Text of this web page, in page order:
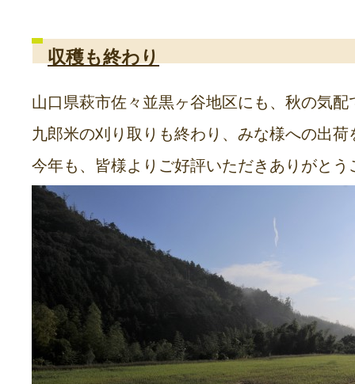
収穫も終わり
山口県萩市佐々並黒ヶ谷地区にも、秋の気配
九郎米の刈り取りも終わり、みな様への出荷
今年も、皆様よりご好評いただきありがとう